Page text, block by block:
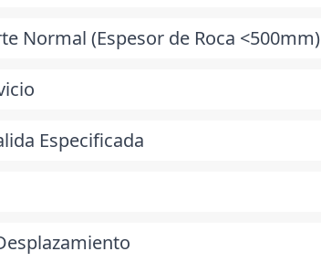
Normal (Espesor de Roca <500mm)
Especificada